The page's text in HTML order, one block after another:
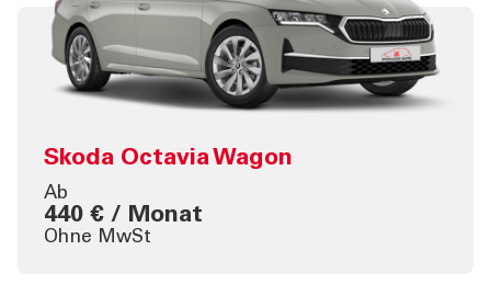
Skoda Octavia Wagon
Ab
440 € / Monat
Ohne MwSt